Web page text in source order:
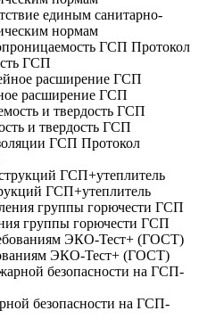
единым санитарно-
нормам
Протокол
ГСП
расширение ГСП
и твердость ГСП
Протокол
ГСП+утеплитель
группы горючести ГСП
ЭКО-Тест+ (ГОСТ)
безопасности на ГСП-